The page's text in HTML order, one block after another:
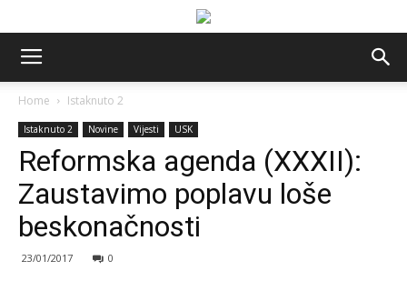
Home Istaknuto 2
Istaknuto 2 Novine Vijesti USK
Reformska agenda (XXXII):
Zaustavimo poplavu loše
beskonačnosti
23/01/2017 0